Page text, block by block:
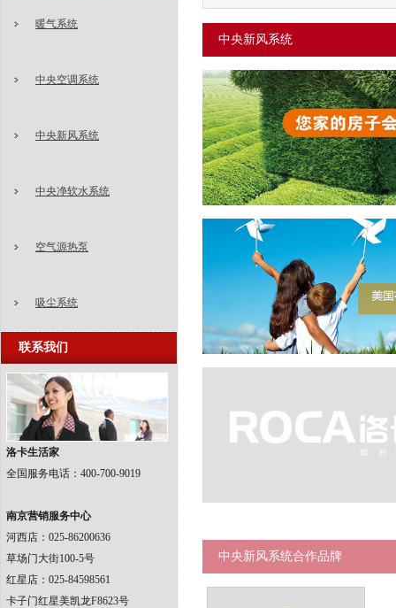
暖气系统
中央空调系统
中央新风系统
中央净软水系统
空气源热泵
吸尘系统
联系我们
洛卡生活家
全国服务电话：400-700-9019
南京营销服务中心
河西店：025-86200636
草场门大街100-5号
红星店：025-84598561
卡子门红星美凯龙F8623号
中央新风系统
中央新风系统合作品牌